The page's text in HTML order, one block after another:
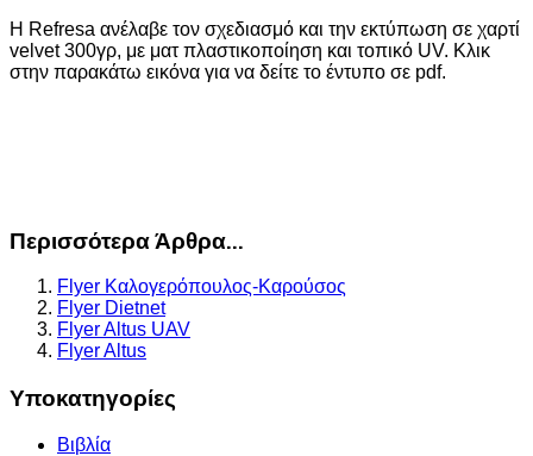
Η Refresa ανέλαβε τον σχεδιασμό και την εκτύπωση σε χαρτί
velvet 300γρ, με ματ πλαστικοποίηση και τοπικό UV. Κλικ
στην παρακάτω εικόνα για να δείτε το έντυπο σε pdf.
Περισσότερα Άρθρα...
Flyer Καλογερόπουλος-Καρούσος
Flyer Dietnet
Flyer Altus UAV
Flyer Altus
Υποκατηγορίες
Βιβλία